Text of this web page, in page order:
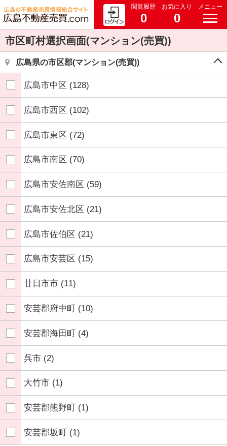
閲覧履歴
0
お気に入り
0
メニュー
市区町村選択画面(マンション(売買))
広島県の市区郡(マンション(売買))
広島市中区 (128)
広島市西区 (102)
広島市東区 (72)
広島市南区 (70)
広島市安佐南区 (59)
広島市安佐北区 (21)
広島市佐伯区 (21)
広島市安芸区 (15)
廿日市市 (11)
安芸郡府中町 (10)
安芸郡海田町 (4)
呉市 (2)
大竹市 (1)
安芸郡熊野町 (1)
安芸郡坂町 (1)